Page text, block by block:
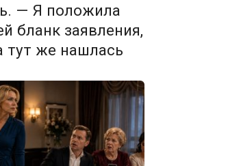
— Я положила
бланк заявления,
тут же нашлась